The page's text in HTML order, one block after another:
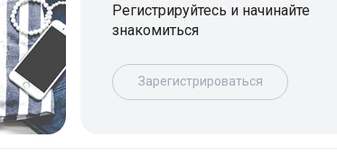
Регистрируйтесь и начинайте
знакомиться
Зарегистрироваться